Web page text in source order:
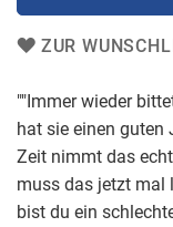
ZUR
""Immer wieder
hat sie einen guten
Zeit nimmt das
muss das jetzt mal
bist du ein